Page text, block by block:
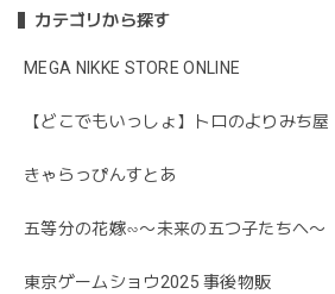
カテゴリから探す
MEGA NIKKE STORE ONLINE
【どこでもいっしょ】トロのよりみち
きゃらっぴんすとあ
五等分の花嫁∽〜未来の五つ子たちへ〜
東京ゲームショウ2025 事後物販